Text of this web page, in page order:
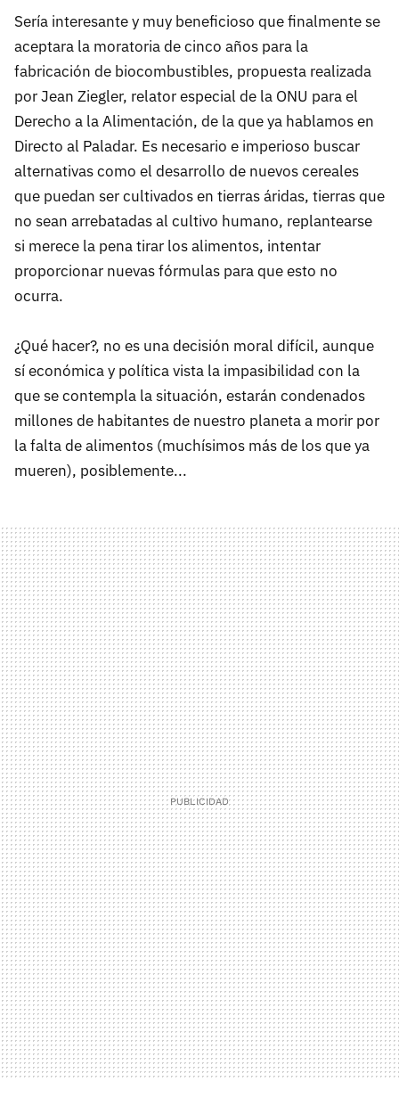
Sería interesante y muy beneficioso que finalmente se
aceptara la moratoria de cinco años para la
fabricación de biocombustibles, propuesta realizada
por Jean Ziegler, relator especial de la ONU para el
Derecho a la Alimentación, de la que ya hablamos en
Directo al Paladar. Es necesario e imperioso buscar
alternativas como el desarrollo de nuevos cereales
que puedan ser cultivados en tierras áridas, tierras que
no sean arrebatadas al cultivo humano, replantearse
si merece la pena tirar los alimentos, intentar
proporcionar nuevas fórmulas para que esto no
ocurra.
¿Qué hacer?, no es una decisión moral difícil, aunque
sí económica y política vista la impasibilidad con la
que se contempla la situación, estarán condenados
millones de habitantes de nuestro planeta a morir por
la falta de alimentos (muchísimos más de los que ya
mueren), posiblemente...